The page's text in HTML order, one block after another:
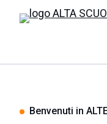
Benvenuti in